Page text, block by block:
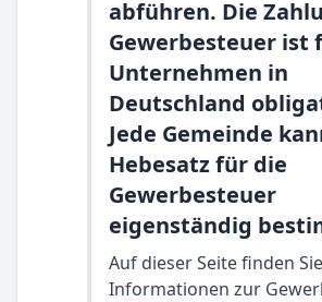
abführen. Die
Gewerbesteuer ist
Unternehmen in
Deutschland
Jede Gemeinde
Hebesatz für die
Gewerbesteuer
eigenständig
Auf dieser Seite finden
Informationen zur